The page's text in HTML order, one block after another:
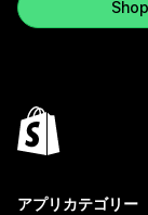
アプリカテゴリー